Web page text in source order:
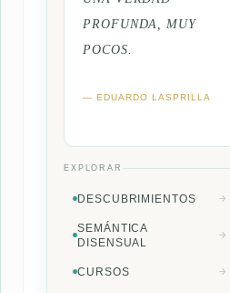
PROFUNDA, MUY
POCOS.
— EDUARDO LASPRILLA
EXPLORAR
DESCUBRIMIENTOS
SEMÁNTICA
DISENSUAL
CURSOS